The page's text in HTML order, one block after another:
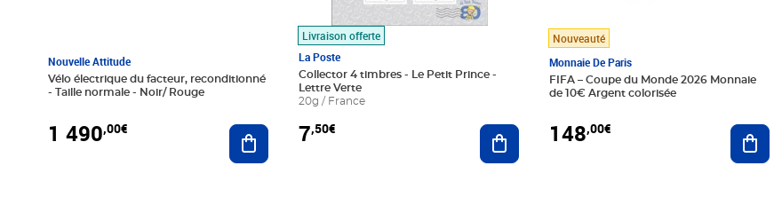
Nouvelle Attitude
Vélo électrique du facteur, reconditionné
- Taille normale - Noir/ Rouge
1 490,00€ Ajouter au panier
Livraison offerte
La Poste
Collector 4 timbres - Le Petit Prince -
Lettre Verte
20g / France
7,50€ Ajouter au panier
Nouveauté
Monnaie De Paris
FIFA – Coupe du Monde 2026 Monnaie
de 10€ Argent colorisée
148,00€